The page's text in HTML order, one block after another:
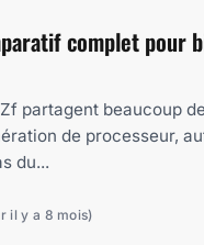
complet pour
partagent beaucoup
de processeur,
du...
il y a 8 mois)